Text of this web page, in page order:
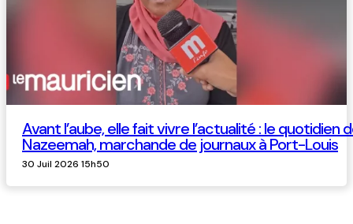
Avant l’aube, elle fait vivre l’actualité : le quotidien
Nazeemah, marchande de journaux à Port-Louis
30 Juil 2026 15h50